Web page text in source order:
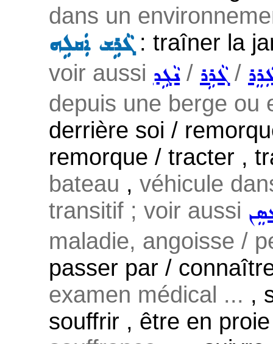
dans un
ܓܵܪܹܫ ܐܲܩܠܹܗ: traîner la
voir aussi ܢܵܓܹܕ/ ܓܵܪܹܪ/
depuis une berge ou
derrière soi /
remorque / tracter ,
bateau , véhicule
transitif ; voir aussi
maladie, angoisse /
passer par /
examen médical ... ,
souffrir , être en